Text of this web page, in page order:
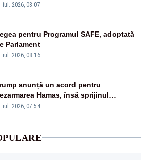
iul. 2026, 08:07
pentru Programul SAFE, adoptată
Parlament
iul. 2026, 08:16
anunță un acord pentru
Hamas, însă sprijinul
rămâne incert
iul. 2026, 07:54